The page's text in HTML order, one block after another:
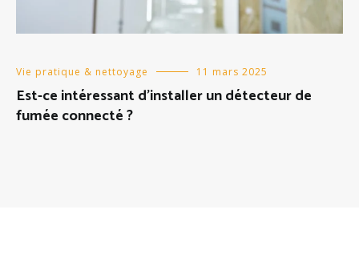
Vie pratique & nettoyage 11 mars 2025
Est-ce intéressant d’installer un détecteur de
fumée connecté ?